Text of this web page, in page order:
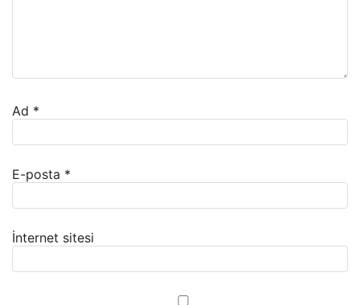
Ad *
E-posta *
İnternet sitesi